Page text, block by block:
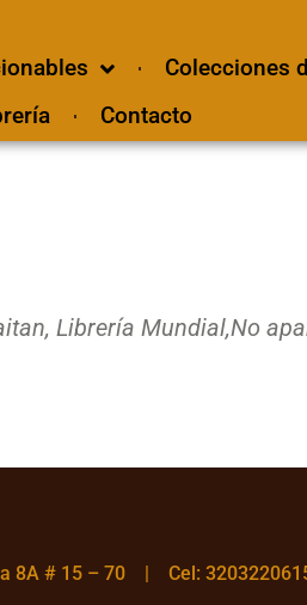
Colecciones
Contacto
Librería Mundial,No
8A # 15 – 70 | Cel: